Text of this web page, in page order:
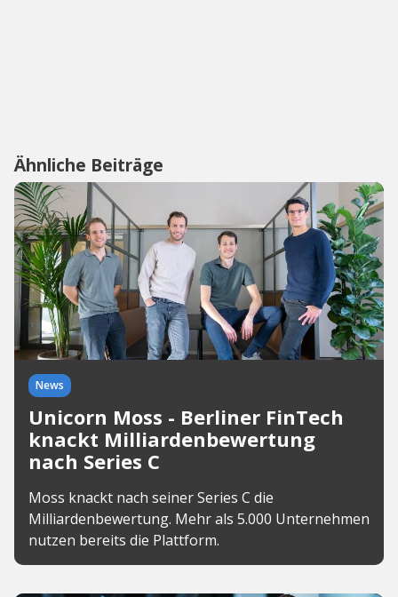
Ähnliche Beiträge
News
Unicorn Moss - Berliner FinTech
knackt Milliardenbewertung
nach Series C
Moss knackt nach seiner Series C die
Milliardenbewertung. Mehr als 5.000 Unternehmen
nutzen bereits die Plattform.